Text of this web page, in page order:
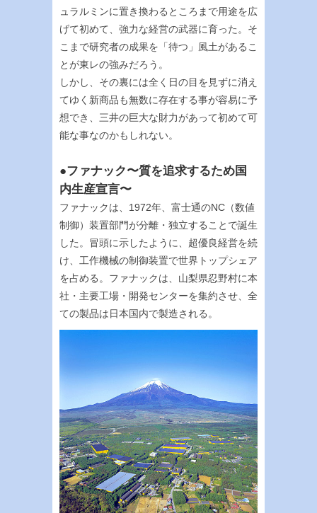
ュラルミンに置き換わるところまで用途を広
げて初めて、強力な経営の武器に育った。そ
こまで研究者の成果を「待つ」風土があるこ
とが東レの強みだろう。
しかし、その裏には全く日の目を見ずに消え
てゆく新商品も無数に存在する事が容易に予
想でき、三井の巨大な財力があって初めて可
能な事なのかもしれない。
●ファナック〜質を追求するため国
内生産宣言〜
ファナックは、1972年、富士通のNC（数値
制御）装置部門が分離・独立することで誕生
した。冒頭に示したように、超優良経営を続
け、工作機械の制御装置で世界トップシェア
を占める。ファナックは、山梨県忍野村に本
社・主要工場・開発センターを集約させ、全
ての製品は日本国内で製造される。